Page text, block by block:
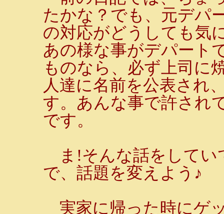
たかな？でも、元デパ
の対応がどうしても気
あの様な事がデパート
ものなら、必ず上司に
人達に名前を公表され
す。あんな事で許され
です。
ま!そんな話をしてい
で、話題を変えよう♪
実家に帰った時にゲ